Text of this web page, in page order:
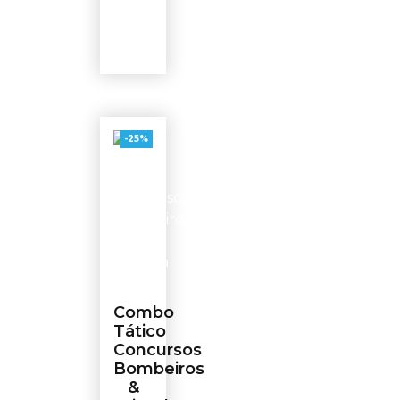
-25%
Combo
Tático
Concursos
Bombeiros
&